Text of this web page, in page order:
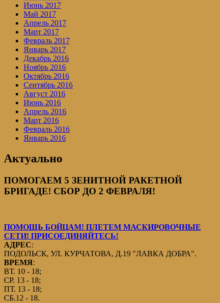
Июнь 2017
Май 2017
Апрель 2017
Март 2017
Февраль 2017
Январь 2017
Декабрь 2016
Ноябрь 2016
Октябрь 2016
Сентябрь 2016
Август 2016
Июнь 2016
Апрель 2016
Март 2016
Февраль 2016
Январь 2016
Актуально
ПОМОГАЕМ 5 ЗЕНИТНОЙ РАКЕТНОЙ
БРИГАДЕ! СБОР ДО 2 ФЕВРАЛЯ!
ПОМОЩЬ БОЙЦАМ! ПЛЕТЕМ МАСКИРОВОЧНЫЕ
СЕТИ! ПРИСОЕДИНЯЙТЕСЬ!
АДРЕС:
ПОДОЛЬСК, УЛ. КУРЧАТОВА, Д.19 "ЛАВКА ДОБРА".
ВРЕМЯ:
ВТ. 10 - 18;
СР. 13 - 18;
ПТ. 13 - 18;
СБ.12 - 18.